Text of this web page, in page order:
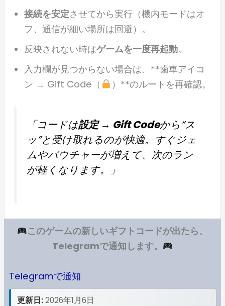
接続を安定させてから実行（機内モードはオ
フ、通信が細い場所は回避）。
反映されない時はゲームを一度再起動。
入力欄が見つからない場合は、**歯車アイコ
ン → Gift Code（
）**のルートを再確認。
「コードは設定 → Gift Codeから“ス
ッ”と受け取れるのが快適。すぐジェ
ムやバウチャーが増えて、次のラン
が軽くなります。」
このゲームの新しいギフトコードが出たら、
Telegramで通知します。
Telegramで通知
更新日:2026年1月6日